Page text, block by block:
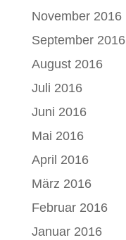
November 2016
September 2016
August 2016
Juli 2016
Juni 2016
Mai 2016
April 2016
März 2016
Februar 2016
Januar 2016